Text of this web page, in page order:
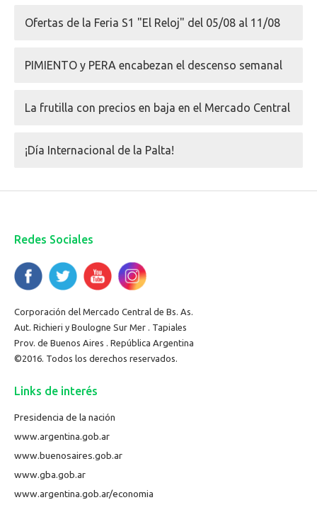
Ofertas de la Feria S1 "El Reloj" del 05/08 al 11/08
PIMIENTO y PERA encabezan el descenso semanal
La frutilla con precios en baja en el Mercado Central
¡Día Internacional de la Palta!
Redes Sociales
Corporación del Mercado Central de Bs. As.
Aut. Richieri y Boulogne Sur Mer . Tapiales
Prov. de Buenos Aires . República Argentina
©2016. Todos los derechos reservados.
Links de interés
Presidencia de la nación
www.argentina.gob.ar
www.buenosaires.gob.ar
www.gba.gob.ar
www.argentina.gob.ar/economia